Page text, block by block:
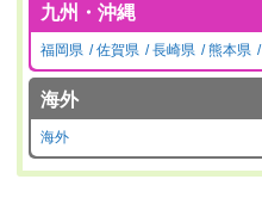
九州・沖縄
福岡県 佐賀県 長崎県 熊本県
海外
海外